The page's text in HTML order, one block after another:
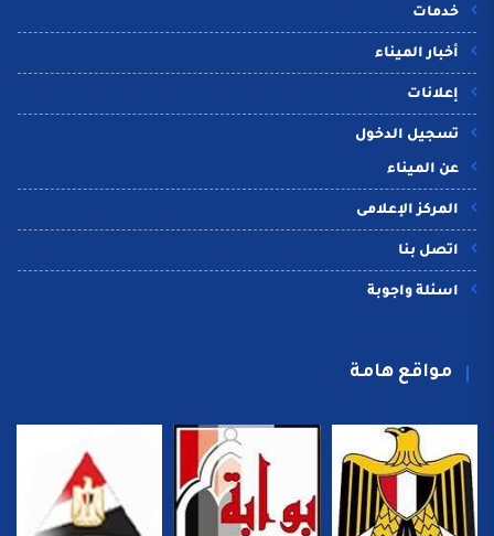
خدمات
أخبار الميناء
إعلانات
تسجيل الدخول
عن الميناء
المركز الإعلامى
اتصل بنا
اسئلة واجوبة
مواقع هامة